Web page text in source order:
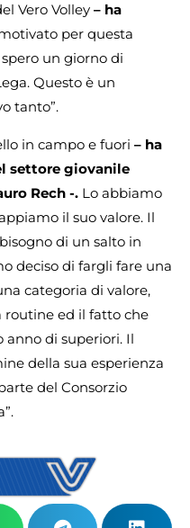
Vero Volley – ha
per questa
un giorno di
Questo è un
tanto”.
in campo e fuori – ha
settore giovanile
Rech -. Lo abbiamo
il suo valore. Il
di un salto in
deciso di fargli fare una
categoria di valore,
routine ed il fatto che
di superiori. Il
della sua esperienza
del Consorzio